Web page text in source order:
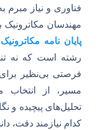
فناوری و نیاز
مهندسان
پایان نامه مکاترونیک
رشته است که نه
فرصتی بی‌نظیر
مسیر، از انتخاب
تحلیل‌های پیچیده و
کدام نیازمند دقت،